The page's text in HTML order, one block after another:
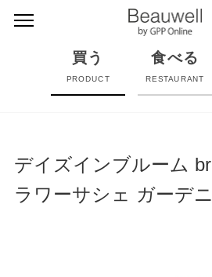
買う
PRODUCT
食べる
RESTAURANT
デイズインブルーム
ラワーサシェ ガーデ